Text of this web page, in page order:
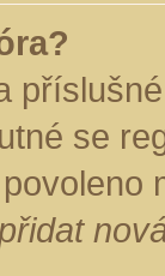
se